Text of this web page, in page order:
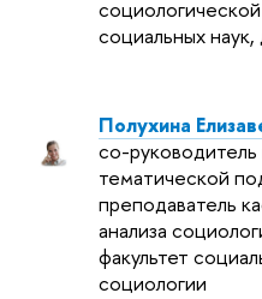
социальных
Полухина
со-
тематической
преподаватель
анализа
факультет
социологии